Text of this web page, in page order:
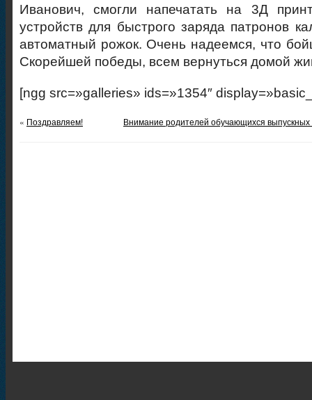
Иванович, смогли напечатать на 3Д
устройств для быстрого заряда патронов
автоматный рожок. Очень надеемся, что
Скорейшей победы, всем вернуться домой
[ngg src=»galleries» ids=»1354″
« Поздравляем! Внимание родителей обучающихся выпускных